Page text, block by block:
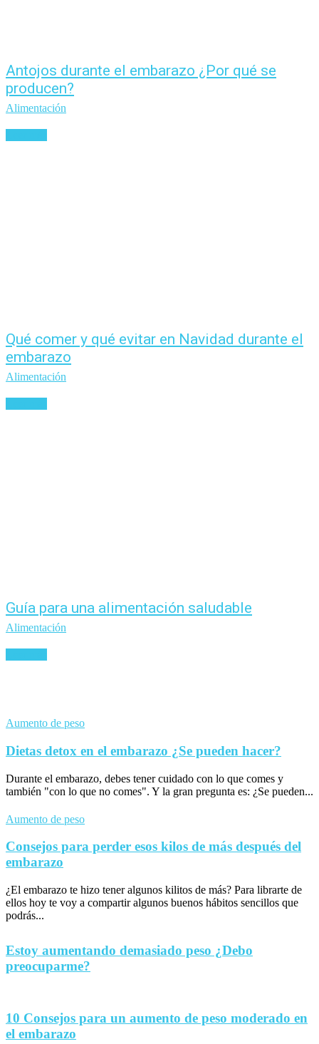
Antojos durante el embarazo ¿Por qué se
producen?
Alimentación
Qué comer y qué evitar en Navidad durante el
embarazo
Alimentación
Guía para una alimentación saludable
Alimentación
Aumento de peso
Dietas detox en el embarazo ¿Se pueden hacer?
Durante el embarazo, debes tener cuidado con lo que comes y
también "con lo que no comes". Y la gran pregunta es: ¿Se pueden...
Aumento de peso
Consejos para perder esos kilos de más después del
embarazo
¿El embarazo te hizo tener algunos kilitos de más? Para librarte de
ellos hoy te voy a compartir algunos buenos hábitos sencillos que
podrás...
Estoy aumentando demasiado peso ¿Debo
preocuparme?
10 Consejos para un aumento de peso moderado en
el embarazo